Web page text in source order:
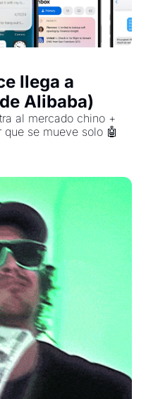
llega a
Alibaba)
al mercado chino +
que se mueve solo 🤖